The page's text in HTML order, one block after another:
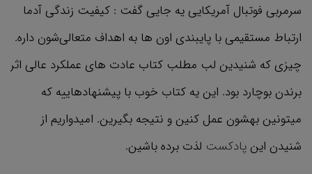
سرمربی فوتبال آمریکایی یه جایی گفت : کیفیت زندگی آدما
ارتباط مستقیمی با پایبندی اون ها به اهداف متعالی‌شون داره.
چیزی که شنیدین لب مطلب کتاب عادت های عملکرد عالی اثر
برندن بوچارد بود. این یه کتاب خوب با پیشنهادهاییه که
میتونین بهشون عمل کنین و نتیجه بگیرین. امیدواریم از
شنیدن این پادکست لذت برده باشین.